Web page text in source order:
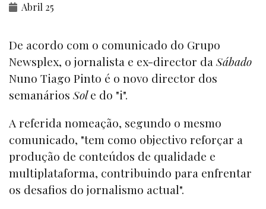
Abril 25
De acordo com o comunicado do Grupo
Newsplex, o jornalista e ex-director da Sábado
Nuno Tiago Pinto é o novo director dos
semanários Sole do "i".
A referida nomeação, segundo o mesmo
comunicado, "tem como objectivo reforçar a
produção de conteúdos de qualidade e
multiplataforma, contribuindo para enfrentar
os desafios do jornalismo actual".